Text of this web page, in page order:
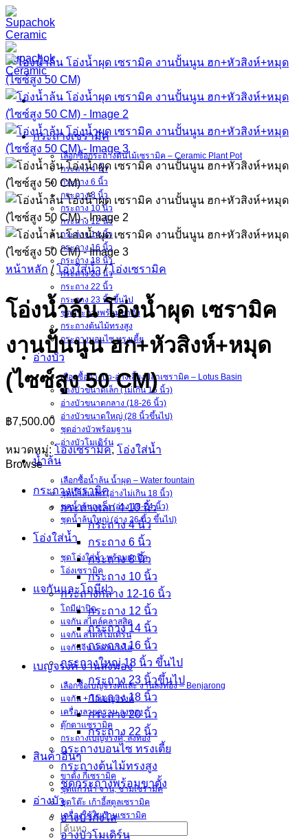
ข้าม
ไป
ยัง
เนื้อหา
กระถางเซรามิค
เลือกซื้อกระถางต้นไม้เซรามิค – Ceramic Plant Pot
กระถาง 4 นิ้ว
กระถาง 6 นิ้ว
กระถาง 8 นิ้ว
กระถาง 10 นิ้ว
กระถาง 12 นิ้ว
กระถาง 14 นิ้ว
กระถาง 16 นิ้ว
กระถาง 18 นิ้ว
กระถาง 20 นิ้ว
กระถาง 22 นิ้ว
กระถาง 23 นิ้วขึ้นไป
ชุดกระถางพร้อมขาตั้ง
กระถางต้นไม้ทรงสูง
กระถางบอนไซ ทรงเตี้ย
อ่างบัว
เลือกซื้ออ่างบัว-อ่างเลี้ยงปลาเซรามิค – Lotus Basin
อ่างบัวขนาดเล็ก (ไม่เกิน 16 นิ้ว)
อ่างบัวขนาดกลาง (18-26 นิ้ว)
อ่างบัวขนาดใหญ่ (28 นิ้วขึ้นไป)
ชุดอ่างบัวพร้อมฐาน
อ่างบัวโมเดิร์น
น้ำล้น
เลือกซื้อน้ำล้น น้ำผุด – Water fountain
ชุดน้ำล้นเล็ก (อ่างไม่เกิน 18 นิ้ว)
ชุดน้ำล้นกลาง (อ่าง 18-24 นิ้ว)
ชุดน้ำล้นใหญ่ (อ่าง 26 นิ้ว ขึ้นไป)
โอ่งใส่น้ำ
ชุดโอ่งใส่น้ำ พร้อมฝาปิด
โอ่งเซรามิค
แจกันและโถมีฝา
โถมีฝาปิด
แจกัน สไตล์คลาสสิค
แจกัน สไตล์โมเดิร์น
แจกันจีน แจกันกังไส
เบญจรงค์ งานลงทอง
เลือกซื้อเบญจรงค์และ งานลงทอง – Benjarong
แจกัน + โถเบญจรงค์
เครื่องลายคราม ลงทอง
ตุ๊กตาเเซรามิค
กระถางเบญจรงค์, ลงทอง
สินค้าอื่นๆ
ขาตั้ง กี๋เซรามิค
ชุดแก้วน้ำ จาน, ชามเซรามิค
ชุดโต๊ะ เก้าอี้สตูลเซรามิค
เครื่องใช้ในบ้านเซรามิค
ค้นหา:
หน้าหลัก / โอ่งใส่น้ำ / โอ่งเซรามิค
โอ่งน้ำล้น โอ่งน้ำผุด เซรามิค
งานปั้นนูน ฮก+หัวสิงห์+หมุด
(ไซซ์สูง 50 CM)
฿7,500.00
หมวดหมู่: โอ่งเซรามิค, โอ่งใส่น้ำ
Browse
กระถางเซรามิค
กระถางเล็ก 4-10 นิ้ว
กระถาง 4 นิ้ว
กระถาง 6 นิ้ว
กระถาง 8 นิ้ว
กระถาง 10 นิ้ว
กระถางกลาง 12-16 นิ้ว
กระถาง 12 นิ้ว
กระถาง 14 นิ้ว
กระถาง 16 นิ้ว
กระถางใหญ่ 18 นิ้ว ขึ้นไป
กระถาง 23 นิ้วขึ้นไป
กระถาง 18 นิ้ว
กระถาง 20 นิ้ว
กระถาง 22 นิ้ว
กระถางบอนไซ ทรงเตี้ย
กระถางต้นไม้ทรงสูง
ชุดกระถางพร้อมขาตั้ง
อ่างบัว
อ่างบัวกังไส
อ่างบัวโมเดิร์น